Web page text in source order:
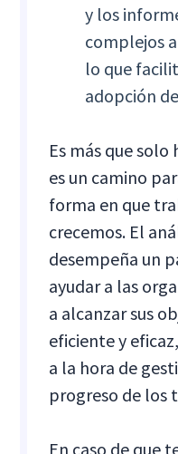
y los
complejos
lo que
adopción
Es más que
es un camino
forma en que
crecemos. El
desempeña un
ayudar a las
a alcanzar sus
eficiente y
a la hora de
progreso de los
En caso de que